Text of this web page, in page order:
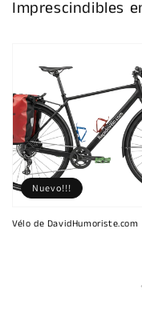
Imprescindibles
Vélo de DavidHumoriste.com
Nuevo!!!